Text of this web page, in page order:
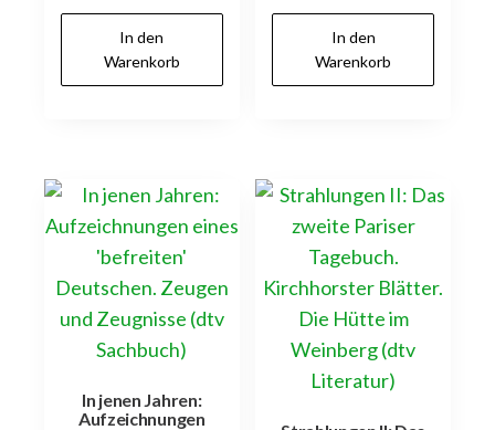
In den
Warenkorb
In den
Warenkorb
In jenen Jahren:
Aufzeichnungen